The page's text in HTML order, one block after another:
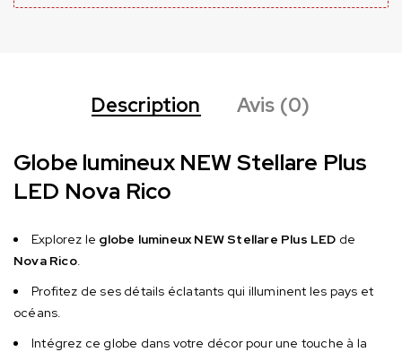
Description Avis (0)
Globe lumineux NEW Stellare Plus
LED Nova Rico
Explorez le globe lumineux NEW Stellare Plus LED de
Nova Rico.
Profitez de ses détails éclatants qui illuminent les pays et
océans.
Intégrez ce globe dans votre décor pour une touche à la